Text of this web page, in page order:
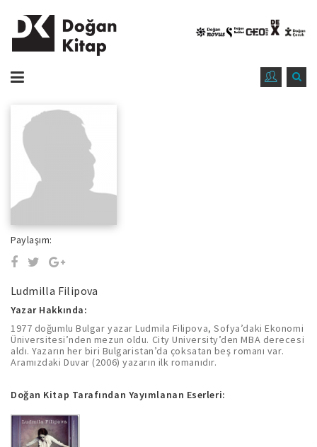
Paylaşım:
Ludmilla Filipova
Yazar Hakkında:
1977 doğumlu Bulgar yazar Ludmila Filipova, Sofya’daki Ekonomi
Üniversitesi’nden mezun oldu. City University’den MBA derecesi
aldı. Yazarın her biri Bulgaristan’da çoksatan beş romanı var.
Aramızdaki Duvar (2006) yazarın ilk romanıdır.
Doğan Kitap Tarafından Yayımlanan Eserleri: